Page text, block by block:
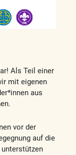
Als Teil einer
mit eigenen
aus
vor der
auf die